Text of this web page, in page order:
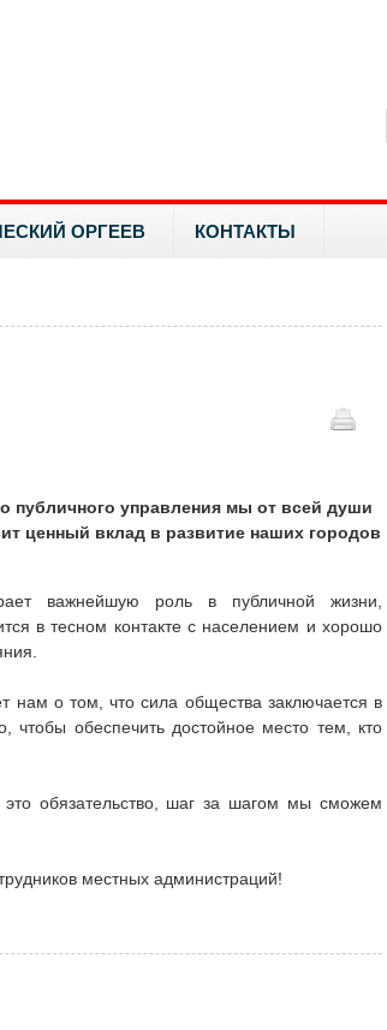
ОРГЕЕВ КОНТАКТЫ
публичного управления мы от всей души
ценный вклад в развитие наших городов
важнейшую роль в публичной жизни,
в тесном контакте с населением и хорошо
нам о том, что сила общества заключается в
чтобы обеспечить достойное место тем, кто
это обязательство, шаг за шагом мы сможем
местных администраций!